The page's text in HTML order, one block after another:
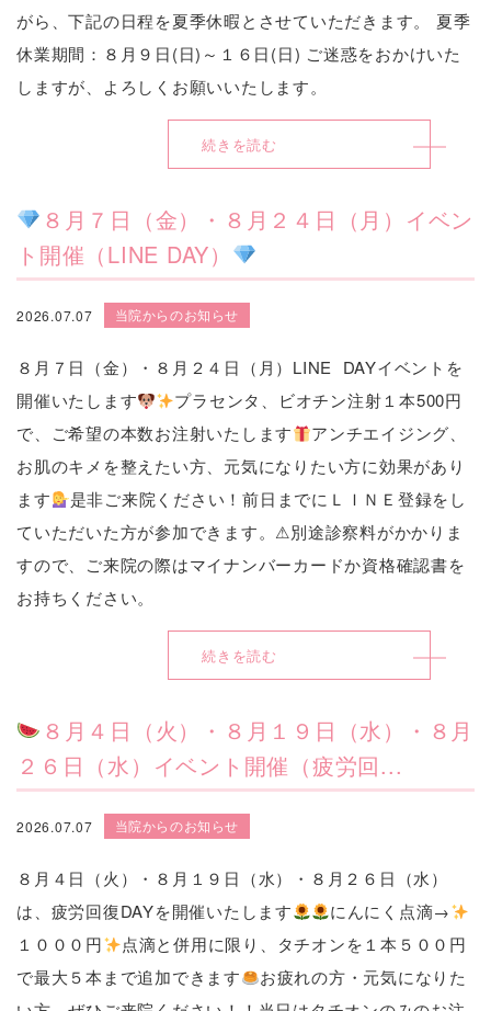
がら、下記の日程を夏季休暇とさせていただきます。 夏季
休業期間：８月９日(日)～１６日(日) ご迷惑をおかけいた
しますが、よろしくお願いいたします。
続きを読む
８月７日（金）・８月２４日（月）イベン
ト開催（LINE DAY）
2026.07.07 当院からのお知らせ
８月７日（金）・８月２４日（月）LINE DAYイベントを
開催いたします
プラセンタ、ビオチン注射１本500円
で、ご希望の本数お注射いたします
アンチエイジング、
お肌のキメを整えたい方、元気になりたい方に効果があり
ます
是非ご来院ください！前日までにＬＩＮＥ登録をし
ていただいた方が参加できます。⚠別途診察料がかかりま
すので、ご来院の際はマイナンバーカードか資格確認書を
お持ちください。
続きを読む
８月４日（火）・８月１９日（水）・８月
２６日（水）イベント開催（疲労回...
2026.07.07 当院からのお知らせ
８月４日（火）・８月１９日（水）・８月２６日（水）
は、疲労回復DAYを開催いたします
にんにく点滴→
１０００円
点滴と併用に限り、タチオンを１本５００円
で最大５本まで追加できます
お疲れの方・元気になりた